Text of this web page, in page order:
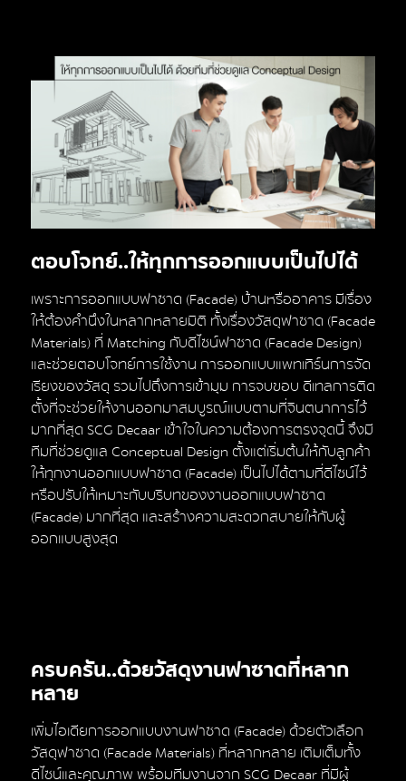
ตอบโจทย์..ให้ทุกการออกแบบเป็นไปได้
เพราะการออกแบบฟาซาด (Facade) บ้านหรืออาคาร มีเรื่อง
ให้ต้องคำนึงในหลากหลายมิติ ทั้งเรื่องวัสดุฟาซาด (Facade
Materials) ที่ Matching กับดีไซน์ฟาซาด (Facade Design)
และช่วยตอบโจทย์การใช้งาน การออกแบบแพทเทิร์นการจัด
เรียงของวัสดุ รวมไปถึงการเข้ามุม การจบขอบ ดีเทลการติด
ตั้งที่จะช่วยให้งานออกมาสมบูรณ์แบบตามที่จินตนาการไว้
มากที่สุด SCG Decaar เข้าใจในความต้องการตรงจุดนี้ จึงมี
ทีมที่ช่วยดูแล Conceptual Design ตั้งแต่เริ่มต้นให้กับลูกค้า
ให้ทุกงานออกแบบฟาซาด (Facade) เป็นไปได้ตามที่ดีไซน์ไว้
หรือปรับให้เหมาะกับบริบทของงานออกแบบฟาซาด
(Facade) มากที่สุด และสร้างความสะดวกสบายให้กับผู้
ออกแบบสูงสุด
ครบครัน..ด้วยวัสดุงานฟาซาดที่หลาก
หลาย
เพิ่มไอเดียการออกแบบงานฟาซาด (Facade) ด้วยตัวเลือก
วัสดุฟาซาด (Facade Materials) ที่หลากหลาย เติมเต็มทั้ง
ดีไซน์และคุณภาพ พร้อมทีมงานจาก SCG Decaar ที่มีผู้